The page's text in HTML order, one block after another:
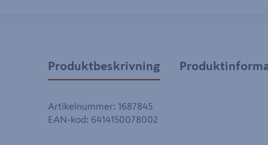
Produktbeskrivning
Artikelnummer: 1687845
EAN-kod: 6414150078002